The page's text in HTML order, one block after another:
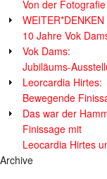
Von der
WEITER*DENKEN
10 Jahre Vok
Vok Dams:
Jubiläums-
Leorcardia Hirtes:
Bewegende
Das war der
Finissage mit
Leocardia Hirtes
Archive